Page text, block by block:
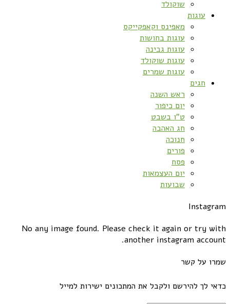
שוקולד
עוגות
מאפינס וקאפקייקס
עוגות בחושות
עוגות גבינה
עוגות שוקולד
עוגות שמרים
חגים
ראש השנה
יום כיפור
ט”ו בשבט
חג האהבה
חנוכה
פורים
פסח
יום העצמאות
שבועות
Instagram
No any image found. Please check it again or try with
another instagram account.
שמרו על קשר
כדאי לך להירשם ולקבל את המתכונים ישירות למייל